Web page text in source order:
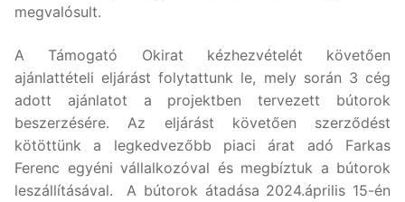
megvalósult.
A Támogató Okirat kézhezvételét követően
ajánlattételi eljárást folytattunk le, mely során 3 cég
adott ajánlatot a projektben tervezett bútorok
beszerzésére. Az eljárást követően szerződést
kötöttünk a legkedvezőbb piaci árat adó Farkas
Ferenc egyéni vállalkozóval és megbíztuk a bútorok
leszállításával. A bútorok átadása 2024.április 15-én